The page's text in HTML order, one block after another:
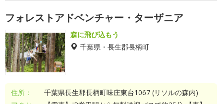
フォレストアドベンチャー・ターザニア
森に飛び込もう
千葉県・長生郡長柄町
住所：
千葉県長生郡長柄町味庄東台1067 (リソルの森内)